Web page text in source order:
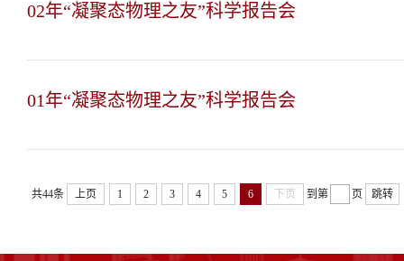
02年“凝聚态物理之友”科学报告会
01年“凝聚态物理之友”科学报告会
共44条 上页 1 2 3 4 5 6 下页 到第 页 跳转